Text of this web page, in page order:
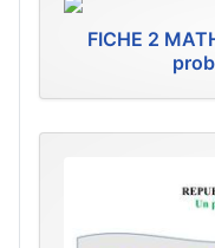
FICHE 2